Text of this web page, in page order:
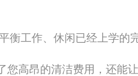
工作、休闲已经上学的
高昂的清洁费用，还能